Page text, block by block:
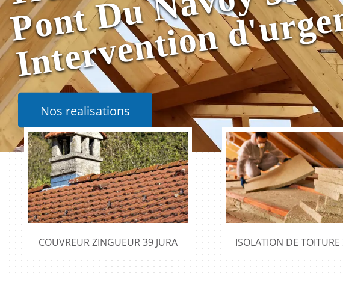
Nos realisations
COUVREUR ZINGUEUR 39 JURA ISOLATION DE TOITURE